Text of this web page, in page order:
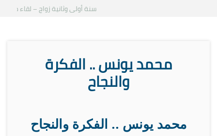
سنة أولى وثانية زواج – لقاء مع
محمد يونس .. الفكرة
والنجاح
محمد يونس .. الفكرة والنجاح